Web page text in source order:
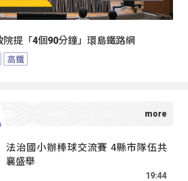
院提「4個90分鐘」環島鐵路網
高鐵
法治國小辦棒球交流賽 4縣市隊伍共
襄盛舉
19:44